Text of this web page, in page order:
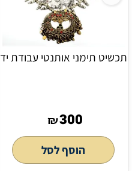
תכשיט תימני אותנטי עבודת יד
₪300
הוסף לסל